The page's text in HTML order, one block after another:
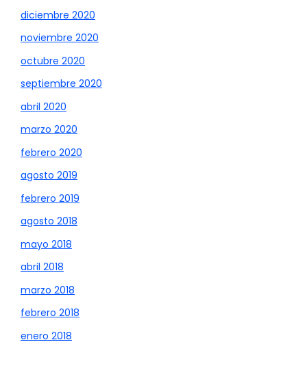
diciembre 2020
noviembre 2020
octubre 2020
septiembre 2020
abril 2020
marzo 2020
febrero 2020
agosto 2019
febrero 2019
agosto 2018
mayo 2018
abril 2018
marzo 2018
febrero 2018
enero 2018